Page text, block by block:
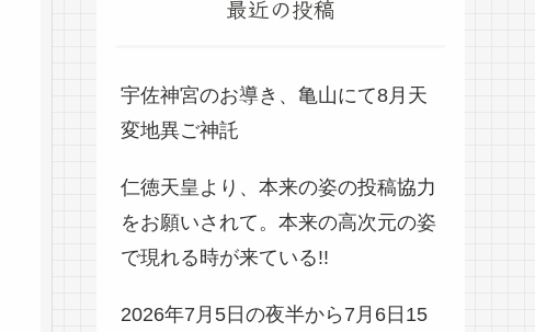
最近の投稿
宇佐神宮のお導き、亀山にて8月天
変地異ご神託
仁徳天皇より、本来の姿の投稿協力
をお願いされて。本来の高次元の姿
で現れる時が来ている!!
2026年7月5日の夜半から7月6日15